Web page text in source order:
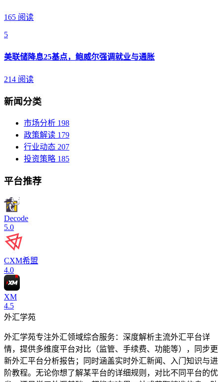
165 阅读
5
美联储降息25基点，鲍威尔强调就业与通胀
214 阅读
新闻分类
市场分析 198
政策解读 179
行业动态 207
投资策略 185
平台推荐
Decode
5.0
CXM希盟
4.0
XM
4.5
外汇学苑
外汇学苑专注外汇领域综合服务：深度解析主流外汇平台详
情，提供多维度平台对比（监管、手续费、功能等），同步更
新外汇平台分析报告；同时涵盖实时外汇新闻、入门知识与进
阶教程。无论你想了解某平台的详细规则，对比不同平台的优